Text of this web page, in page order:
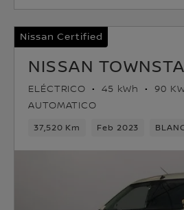
Nissan Certified
NISSAN
ELÉCTRICO 45 kWh
90
AUTOMATICO
37,520 Km Feb 2023